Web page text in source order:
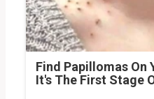
Find Papillomas On
It's The First Stage